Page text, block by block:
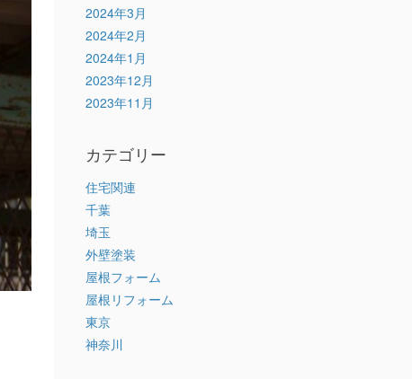
2024年3月
2024年2月
2024年1月
2023年12月
2023年11月
カテゴリー
住宅関連
千葉
埼玉
外壁塗装
屋根フォーム
屋根リフォーム
東京
神奈川